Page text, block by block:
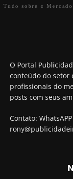
Tudo sobre o
O Portal
conteúdo do setor
profissionais do
posts com seus
Contato: